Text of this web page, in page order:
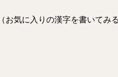
気に入りの漢字を書いてみ